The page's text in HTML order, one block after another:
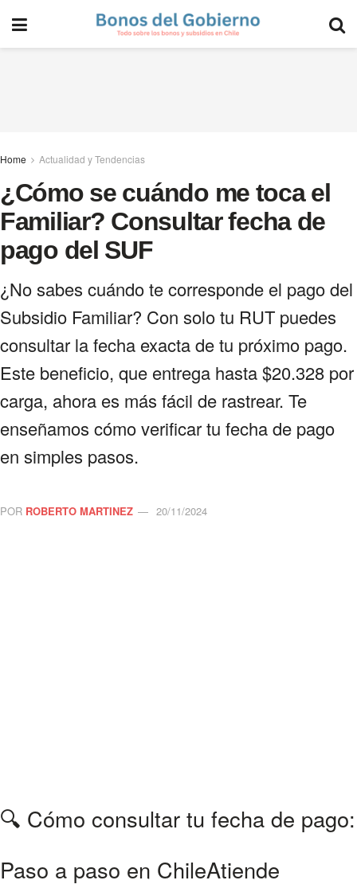
Home Actualidad y Tendencias
¿Cómo se cuándo me toca el
Familiar? Consultar fecha de
pago del SUF
¿No sabes cuándo te corresponde el pago del
Subsidio Familiar? Con solo tu RUT puedes
consultar la fecha exacta de tu próximo pago.
Este beneficio, que entrega hasta $20.328 por
carga, ahora es más fácil de rastrear. Te
enseñamos cómo verificar tu fecha de pago
en simples pasos.
POR ROBERTO MARTINEZ 20/11/2024
🔍 Cómo consultar tu fecha de pago:
Paso a paso en ChileAtiende